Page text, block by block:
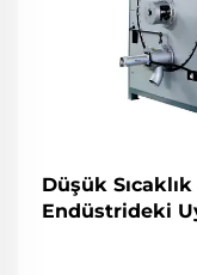
Düşük
Endüstrideki